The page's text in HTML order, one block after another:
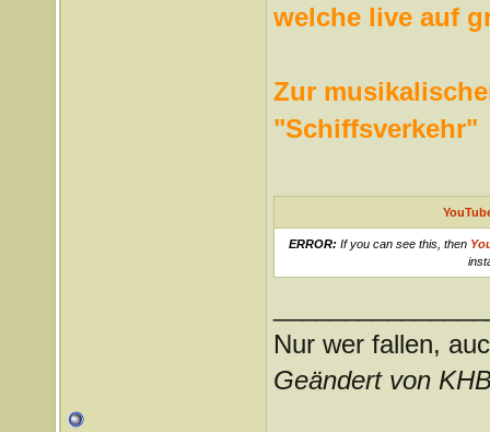
welche live auf
Zur
"Schiffsverkehr"
ERROR: If you can see this, then
Nur wer fallen,
Geändert von